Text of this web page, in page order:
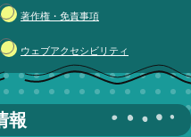
著作権・免責事項
ウェブアクセシビリティ
報